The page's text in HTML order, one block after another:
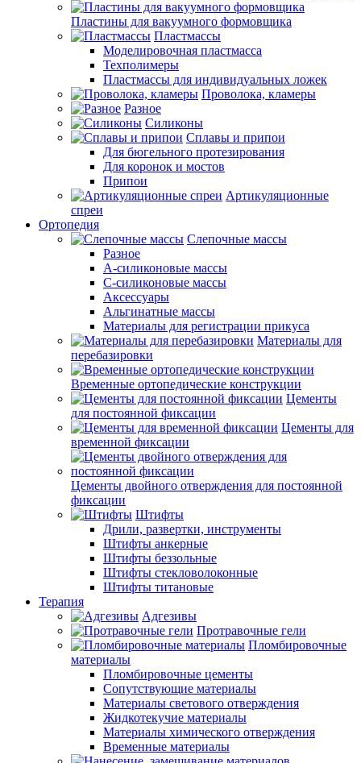
Пластины для вакуумного формовщика
Пластмассы
Моделировочная пластмасса
Техполимеры
Пластмассы для индивидуальных ложек
Проволока, кламеры
Разное
Силиконы
Сплавы и припои
Для бюгельного протезирования
Для коронок и мостов
Припои
Артикуляционные
спреи
Ортопедия
Слепочные массы
Разное
А-силиконовые массы
С-силиконовые массы
Аксессуары
Альгинатные массы
Материалы для регистрации прикуса
Материалы для
перебазировки
Временные ортопедические конструкции
Цементы
для постоянной фиксации
Цементы для
временной фиксации
Цементы двойного отверждения для постоянной
фиксации
Штифты
Дрили, развертки, инструменты
Штифты анкерные
Штифты беззольные
Штифты стекловолоконные
Штифты титановые
Терапия
Адгезивы
Протравочные гели
Пломбировочные
материалы
Пломбировочные цементы
Сопутствующие материалы
Материалы светового отверждения
Жидкотекучие материалы
Материалы химического отверждения
Временные материалы